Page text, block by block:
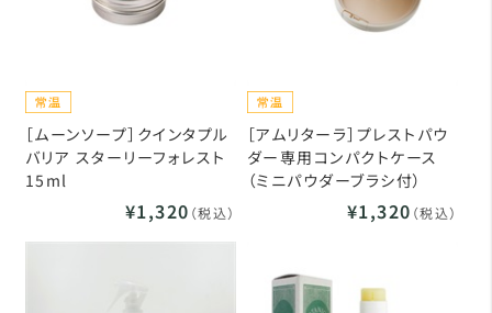
［ムーンソープ］クインタプル
バリア スターリーフォレスト
15ml
¥1,320 （税込）
［アムリターラ］プレストパウ
ダー専用コンパクトケース
（ミニパウダーブラシ付）
¥1,320 （税込）